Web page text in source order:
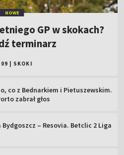
NOWE
GP w skokach?
terminarz
SKOKI
co z Bednarkiem i Pietuszewskim.
zabrał głos
Bydgoszcz – Resovia. Betclic 2 Liga